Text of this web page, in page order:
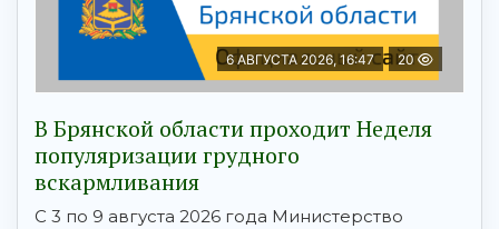
6 АВГУСТА 2026, 16:47 20
В Брянской области проходит Неделя
популяризации грудного
вскармливания
С 3 по 9 августа 2026 года Министерство